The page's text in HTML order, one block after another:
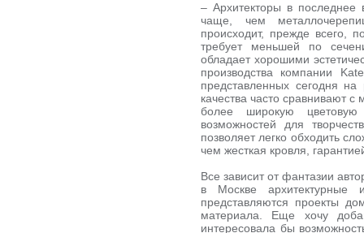
– Архитекторы в
чаще, чем
происходит, прежде всего,
требует меньшей по
обладает хорошими
производства компании
представленных сегодня
качества часто сравнивают
более широкую цветовую
возможностей для
позволяет легко обходить
чем жесткая кровля,
Все зависит от фантазии
в Москве архитектурные
представляются проекты
материала. Еще хочу
интересовала бы